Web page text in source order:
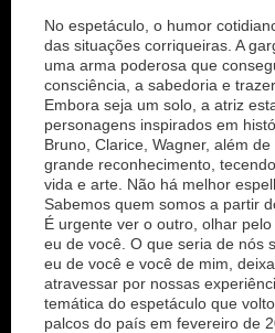
No espetáculo, o humor
das situações corriqueiras. A
uma arma poderosa que
consciência, a sabedoria e
Embora seja um solo, a atriz
personagens inspirados em
Bruno, Clarice, Wagner, além
grande reconhecimento,
vida e arte. Não há melhor
Sabemos quem somos a partir
É urgente ver o outro, olhar
eu de você. O que seria de nós
eu de você e você de mim,
atravessar por nossas
temática do espetáculo que
palcos do país em fevereiro de